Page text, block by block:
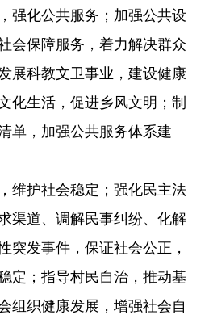
强化公共服务；加强公共设
会保障服务，着力解决群众
展科教文卫事业，建设健康
化生活，促进乡风文明；制
单，加强公共服务体系建
维护社会稳定；强化民主法
渠道、调解民事纠纷、化解
突发事件，保证社会公正，
定；指导村民自治，推动基
组织健康发展，增强社会自